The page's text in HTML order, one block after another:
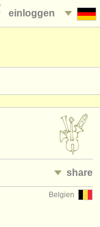
einloggen
share
Belgien